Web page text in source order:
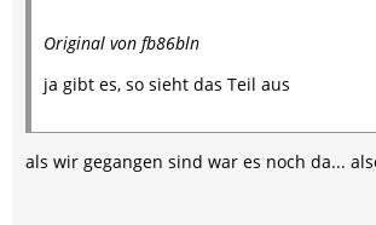
Original von fb86bln
ja gibt es, so sieht das Teil aus
als wir gegangen sind war es noch da...